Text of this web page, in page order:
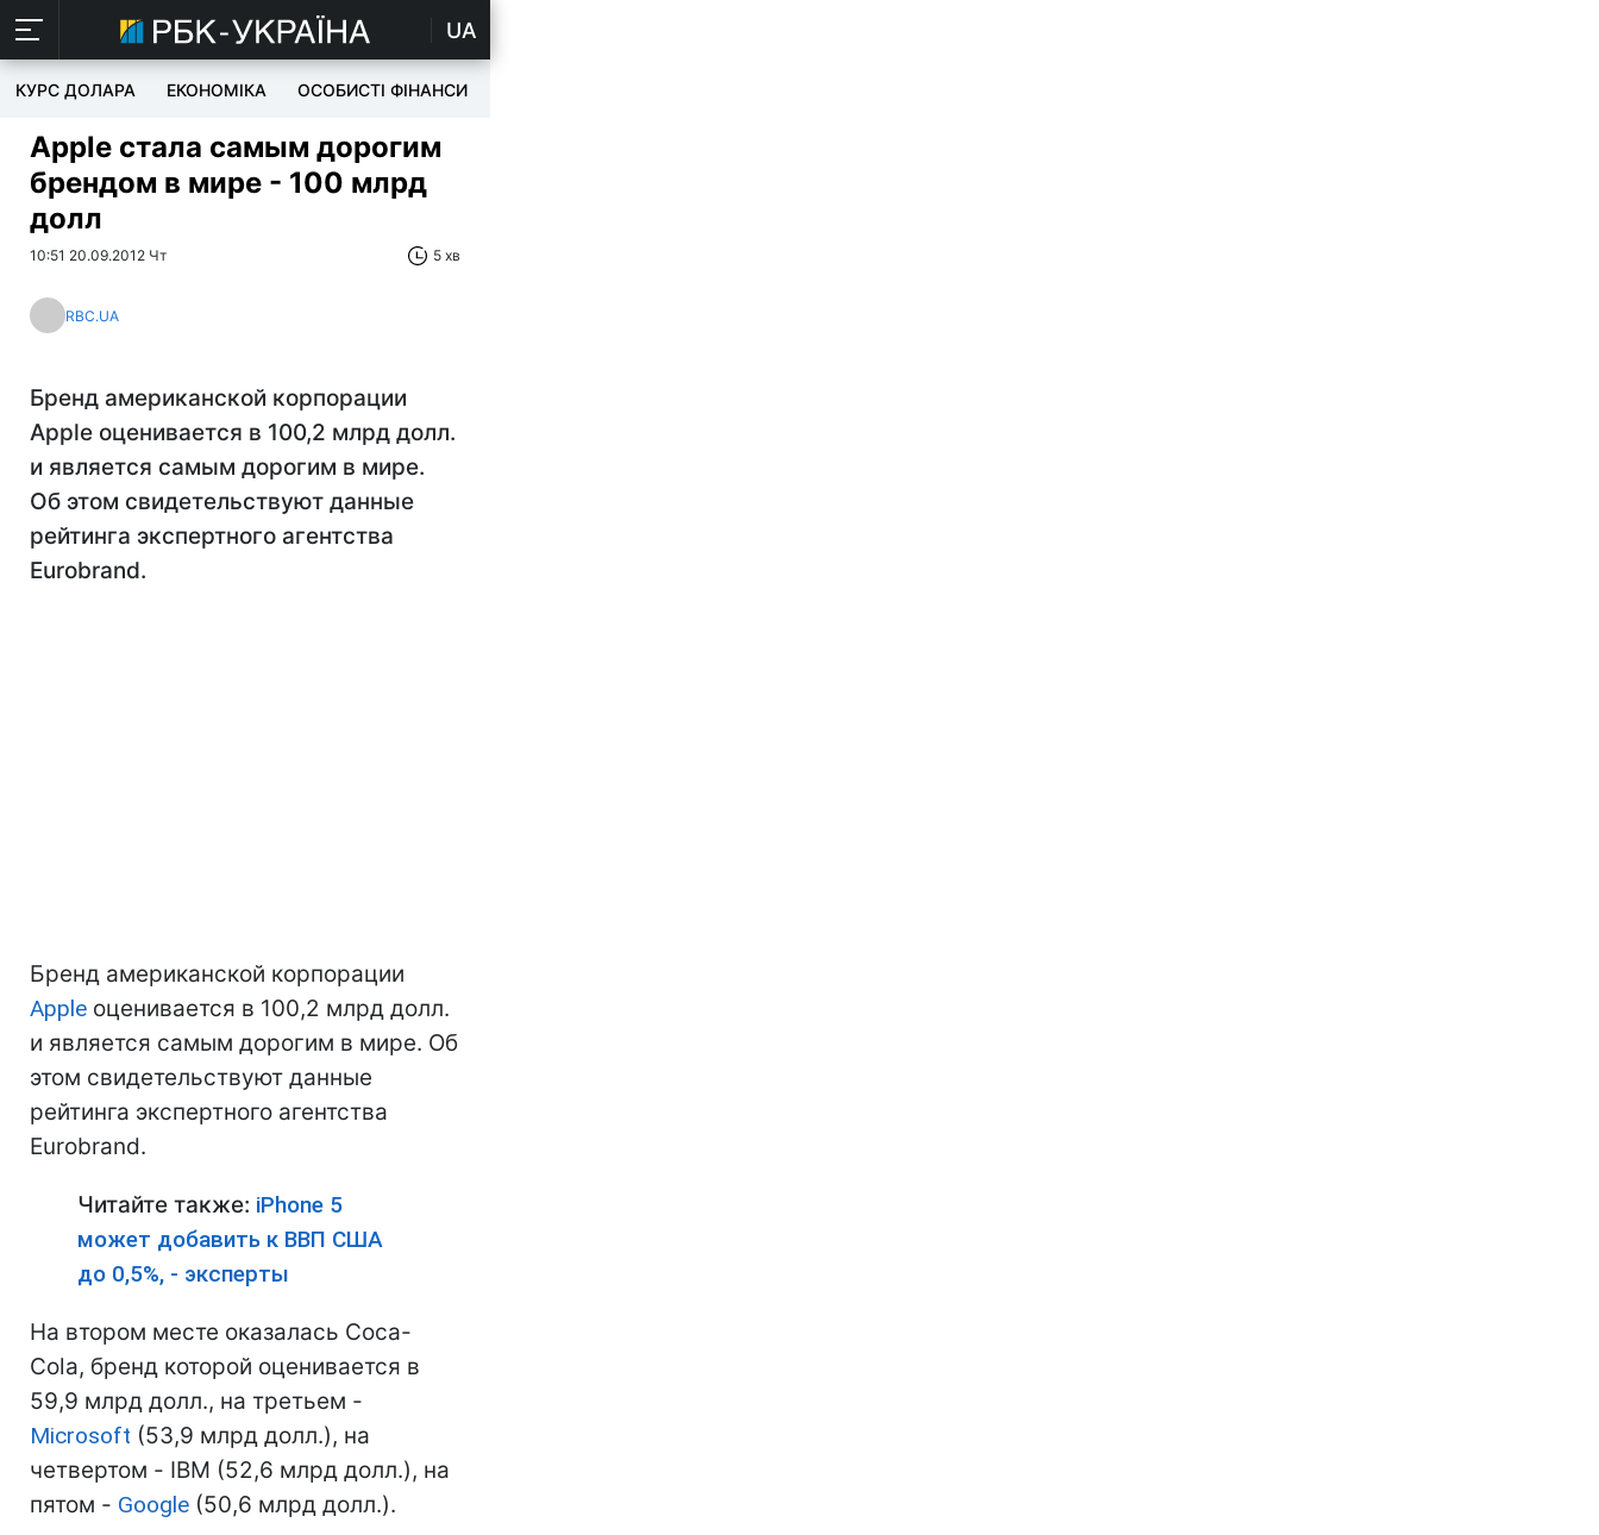
UA
КУРС ДОЛАРА ЕКОНОМІКА ОСОБИСТІ ФІНАНСИ
Apple стала самым дорогим
брендом в мире - 100 млрд
долл
10:51 20.09.2012 Чт 5 хв
RBC.UA
Бренд американской корпорации
Apple оценивается в 100,2 млрд долл.
и является самым дорогим в мире.
Об этом свидетельствуют данные
рейтинга экспертного агентства
Eurobrand.
Бренд американской корпорации
Apple оценивается в 100,2 млрд долл.
и является самым дорогим в мире. Об
этом свидетельствуют данные
рейтинга экспертного агентства
Eurobrand.
Читайте также: iPhone 5
может добавить к ВВП США
до 0,5%, - эксперты
На втором месте оказалась Coca-
Cola, бренд которой оценивается в
59,9 млрд долл., на третьем -
Microsoft (53,9 млрд долл.), на
четвертом - IBM (52,6 млрд долл.), на
пятом - Google (50,6 млрд долл.).